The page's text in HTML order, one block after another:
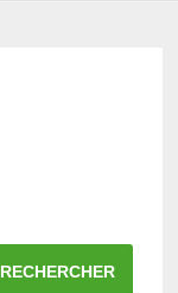
RECHERCHER